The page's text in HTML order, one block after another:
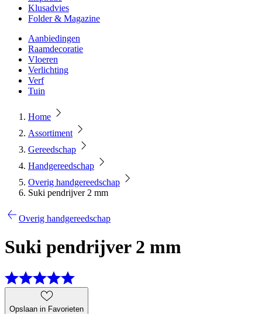
Klusadvies
Folder & Magazine
Aanbiedingen
Raamdecoratie
Vloeren
Verlichting
Verf
Tuin
Home
Assortiment
Gereedschap
Handgereedschap
Overig handgereedschap
Suki pendrijver 2 mm
Overig handgereedschap
Suki pendrijver 2 mm
Opslaan in Favorieten